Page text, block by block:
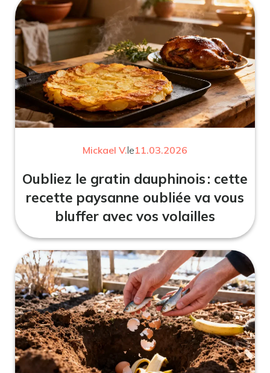
Mickael V.le11.03.2026
Oubliez le gratin dauphinois : cette
recette paysanne oubliée va vous
bluffer avec vos volailles